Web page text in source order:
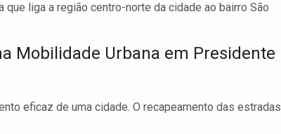
que liga a região centro-norte da cidade ao bairro São
Mobilidade Urbana em Presidente
eficaz de uma cidade. O recapeamento das estradas